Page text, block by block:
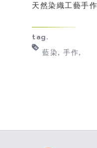
天然染織工藝手
tag.
藍染 手作